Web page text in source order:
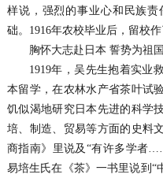
样说，强烈的事业心和民族
础。1916年农校毕业后，留校作
胸怀大志赴日本 誓势为祖国
1919年，吴先生抱着实业救
本留学，在农林水产省茶叶试
饥似渴地研究日本先进的科学
培、制造、贸易等方面的史料
商指南》里说及“有许多学者
易培生氏在《茶》一书里说到“